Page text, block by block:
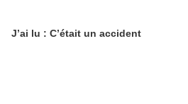
J’ai lu : C’était un accident